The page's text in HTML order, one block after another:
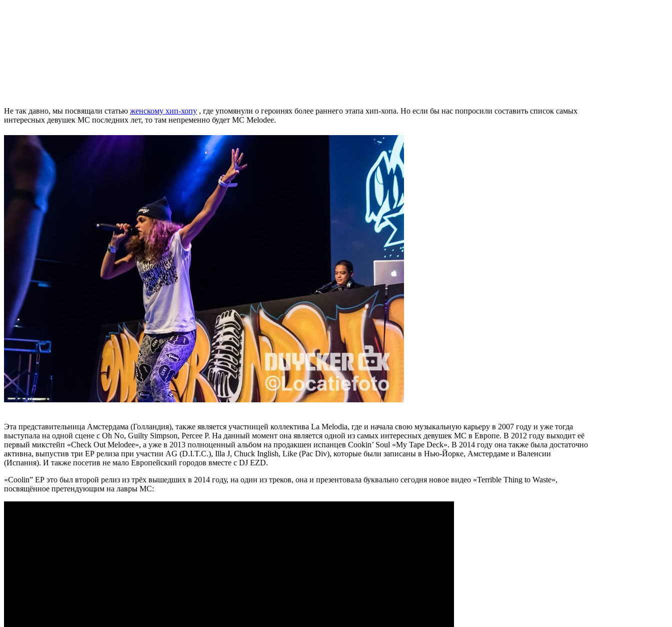
Не так давно, мы посвящали статью женскому хип-хопу , где упомянули о героинях более раннего этапа хип-хопа. Но если бы нас попросили составить список самых
интересных девушек МС последних лет, то там непременно будет MC Melodee.
Эта представительница Амстердама (Голландия), также является участницей коллектива La Melodia, где и начала свою музыкальную карьеру в 2007 году и уже тогда
выступала на одной сцене с Oh No, Guilty Simpson, Percee P. На данный момент она является одной из самых интересных девушек МС в Европе. В 2012 году выходит её
первый микстейп «Check Out Melodee», а уже в 2013 полноценный альбом на продакшен испанцев Cookin’ Soul «My Tape Deck». В 2014 году она также была достаточно
активна, выпустив три ЕР релиза при участии AG (D.I.T.C.), Illa J, Chuck Inglish, Like (Pac Div), которые были записаны в Нью-Йорке, Амстердаме и Валенсии
(Испания). И также посетив не мало Европейский городов вместе с DJ EZD.
«Coolin” ЕР это был второй релиз из трёх вышедших в 2014 году, на один из треков, она и презентовала буквально сегодня новое видео «Terrible Thing to Waste»,
посвящённое претендующим на лавры МС: